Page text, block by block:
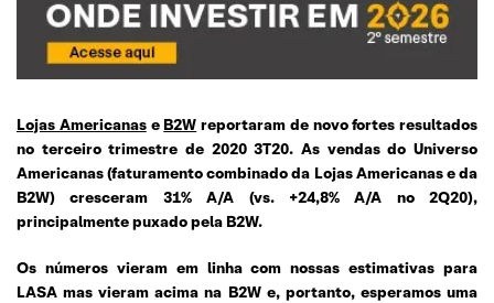
Lojas Americanase B2W reportaram de novo fortes resultados
no terceiro trimestre de 2020 3T20. As vendas do Universo
Americanas (faturamento combinado da Lojas Americanas e da
B2W) cresceram 31% A/A (vs. +24,8% A/A no 2Q20),
principalmente puxado pela B2W.
Os números vieram em linha com nossas estimativas para
LASA mas vieram acima na B2W e, portanto, esperamos uma